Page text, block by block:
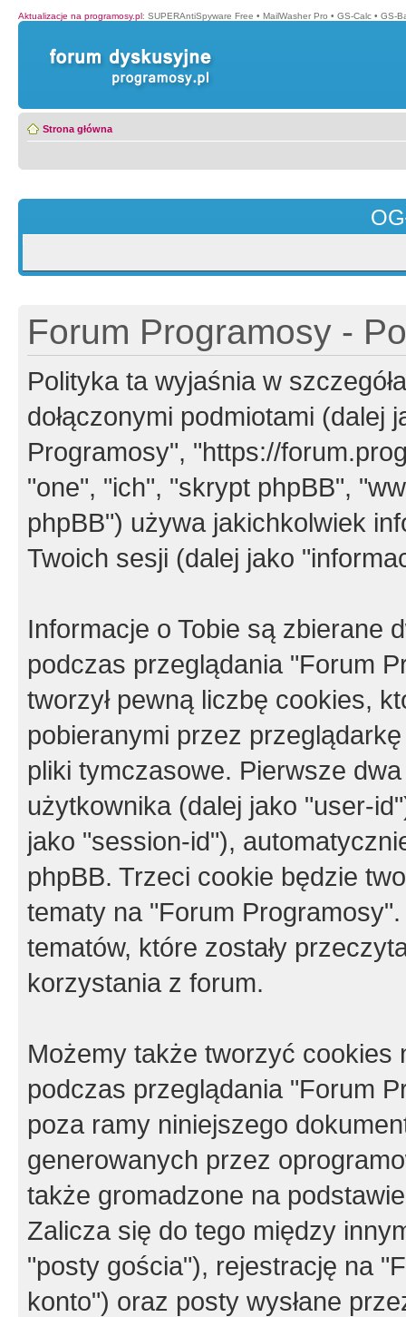
Aktualizacje na programosy.pl: SUPERAntiSpyware Free • MailWasher Pro • GS-Calc • GS-
Strona główna
Forum Programosy -
Polityka ta wyjaśnia w
dołączonymi podmiotami (dalej
Programosy", "https://
"one", "ich", "skrypt phpBB",
phpBB") używa jakichkolwiek
Twoich sesji (dalej jako
Informacje o Tobie są zbierane
podczas przeglądania "Forum
tworzył pewną liczbę cookies,
pobieranymi przez
pliki tymczasowe. Pierwsze
użytkownika (dalej jako "user-
jako "session-id"),
phpBB. Trzeci cookie będzie
tematy na "Forum
tematów, które zostały
korzystania z forum.
Możemy także tworzyć cookies
podczas przeglądania "Forum
poza ramy niniejszego
generowanych przez
także gromadzone na
Zalicza się do tego między
"posty gościa"), rejestrację na
konto") oraz posty wysłane